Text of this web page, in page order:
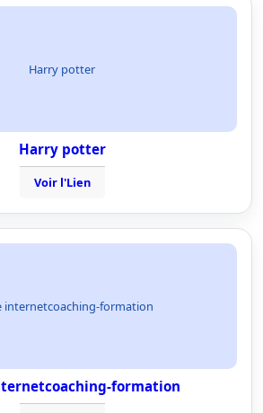
Harry potter
Harry potter
Voir l'Lien
internetcoaching-formation
formation